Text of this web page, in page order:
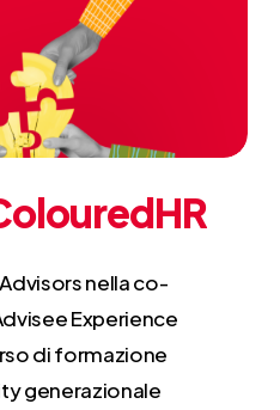
nella co-
Experience
di formazione
generazionale